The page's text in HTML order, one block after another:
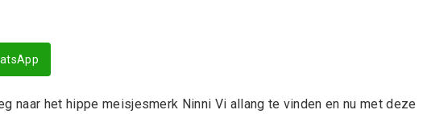
naar het hippe meisjesmerk Ninni Vi allang te vinden en nu met deze